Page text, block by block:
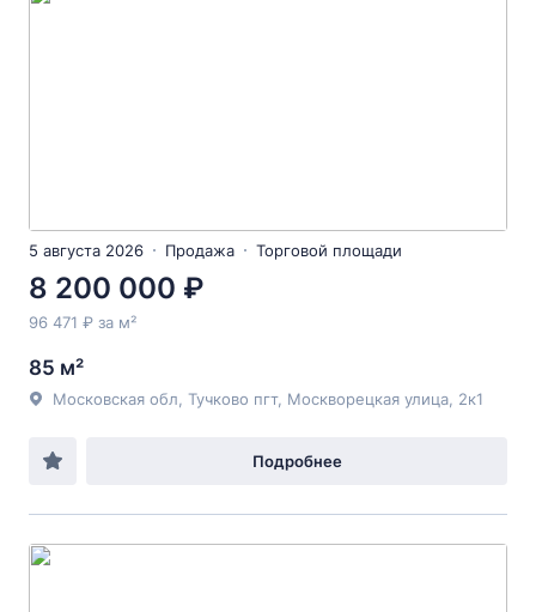
5 августа 2026 Продажа Торговой площади
8 200 000 ₽
96 471 ₽ за м²
85 м²
Московская обл, Тучково пгт, Москворецкая улица, 2к1
Подробнее